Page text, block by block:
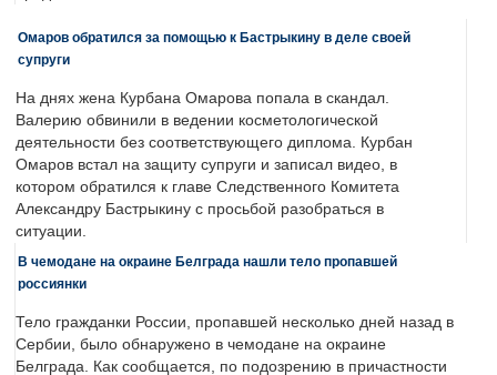
Омаров обратился за помощью к Бастрыкину в деле своей
супруги
На днях жена Курбана Омарова попала в скандал.
Валерию обвинили в ведении косметологической
деятельности без соответствующего диплома. Курбан
Омаров встал на защиту супруги и записал видео, в
котором обратился к главе Следственного Комитета
Александру Бастрыкину с просьбой разобраться в
ситуации.
В чемодане на окраине Белграда нашли тело пропавшей
россиянки
Тело гражданки России, пропавшей несколько дней назад в
Сербии, было обнаружено в чемодане на окраине
Белграда. Как сообщается, по подозрению в причастности